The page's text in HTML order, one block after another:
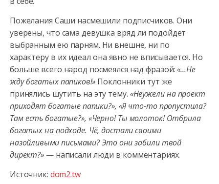
Пожелания Саши насмешили подписчиков. Они
уверены, что сама девушка вряд ли подойдет
выбранным ею парням. Ни внешне, ни по
характеру в их идеал она явно не вписывается. Но
больше всего народ посмеялся над фразой:«…Не
жду богатых папиков!» Поклонники тут же
принялись шутить на эту тему. «Неужели на проект
приходят богатые папики?», «Я что-то пропустила?
Там есть богатые?», «Черно! Ты молоток! Отбрила
богатых на подходе. Чё, достали своими
назойливыми письмами? Это они забили твой
директ?» — написали люди в комментариях.
Источник: dom2.tw